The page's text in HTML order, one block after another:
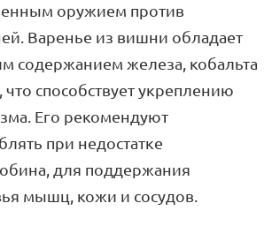
оружием против
Варенье из вишни обладает
содержанием железа, кобальта
способствует укреплению
Его рекомендуют
при недостатке
для поддержания
мышц, кожи и сосудов.